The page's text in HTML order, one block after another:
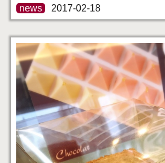
news 2017-02-18